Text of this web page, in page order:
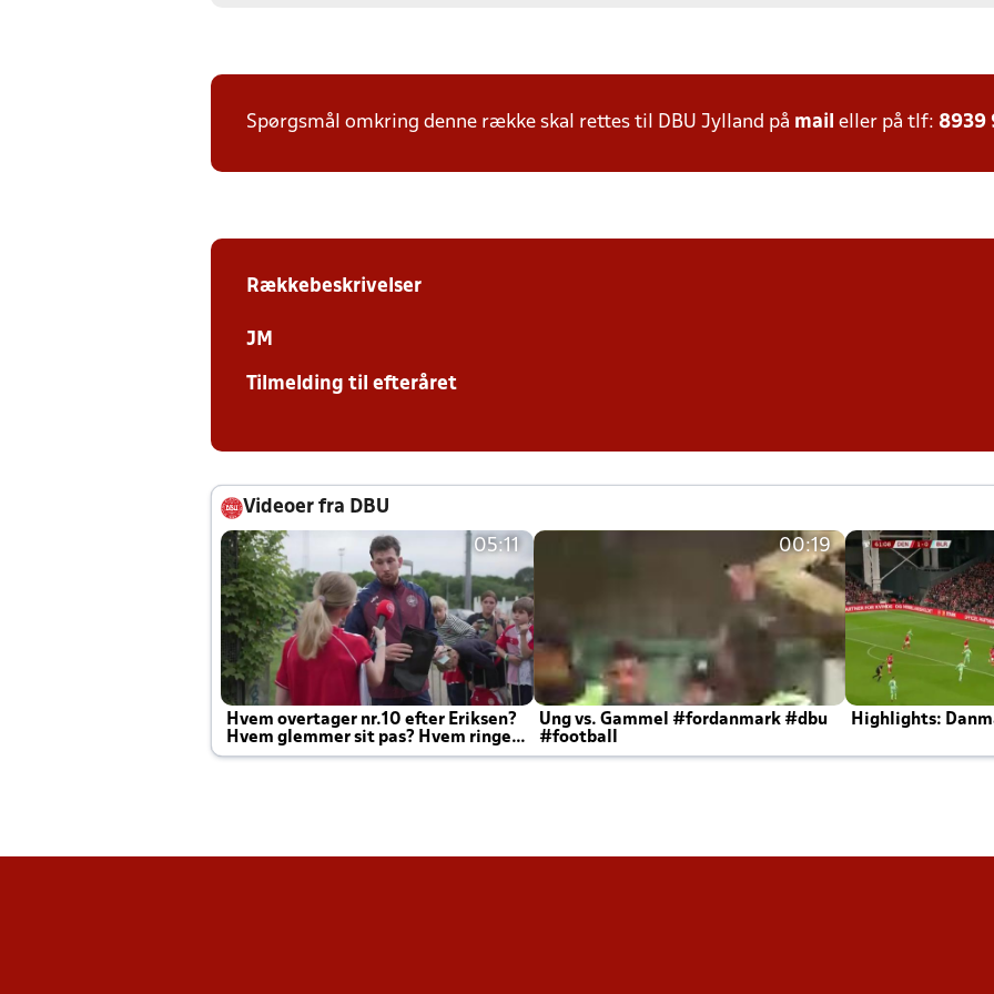
Spørgsmål omkring denne række skal rettes til DBU Jylland på mail eller på tlf: 8939
Rækkebeskrivelser
JM
Tilmelding til efteråret
Videoer fra DBU
05:11
Hvem overtager nr.10 efter Eriksen?
Hvem glemmer sit pas? Hvem ringer
Joachim altid til efter kampe?
00:19
Ung vs. Gammel #fordanmark #dbu
#football
Highlights: